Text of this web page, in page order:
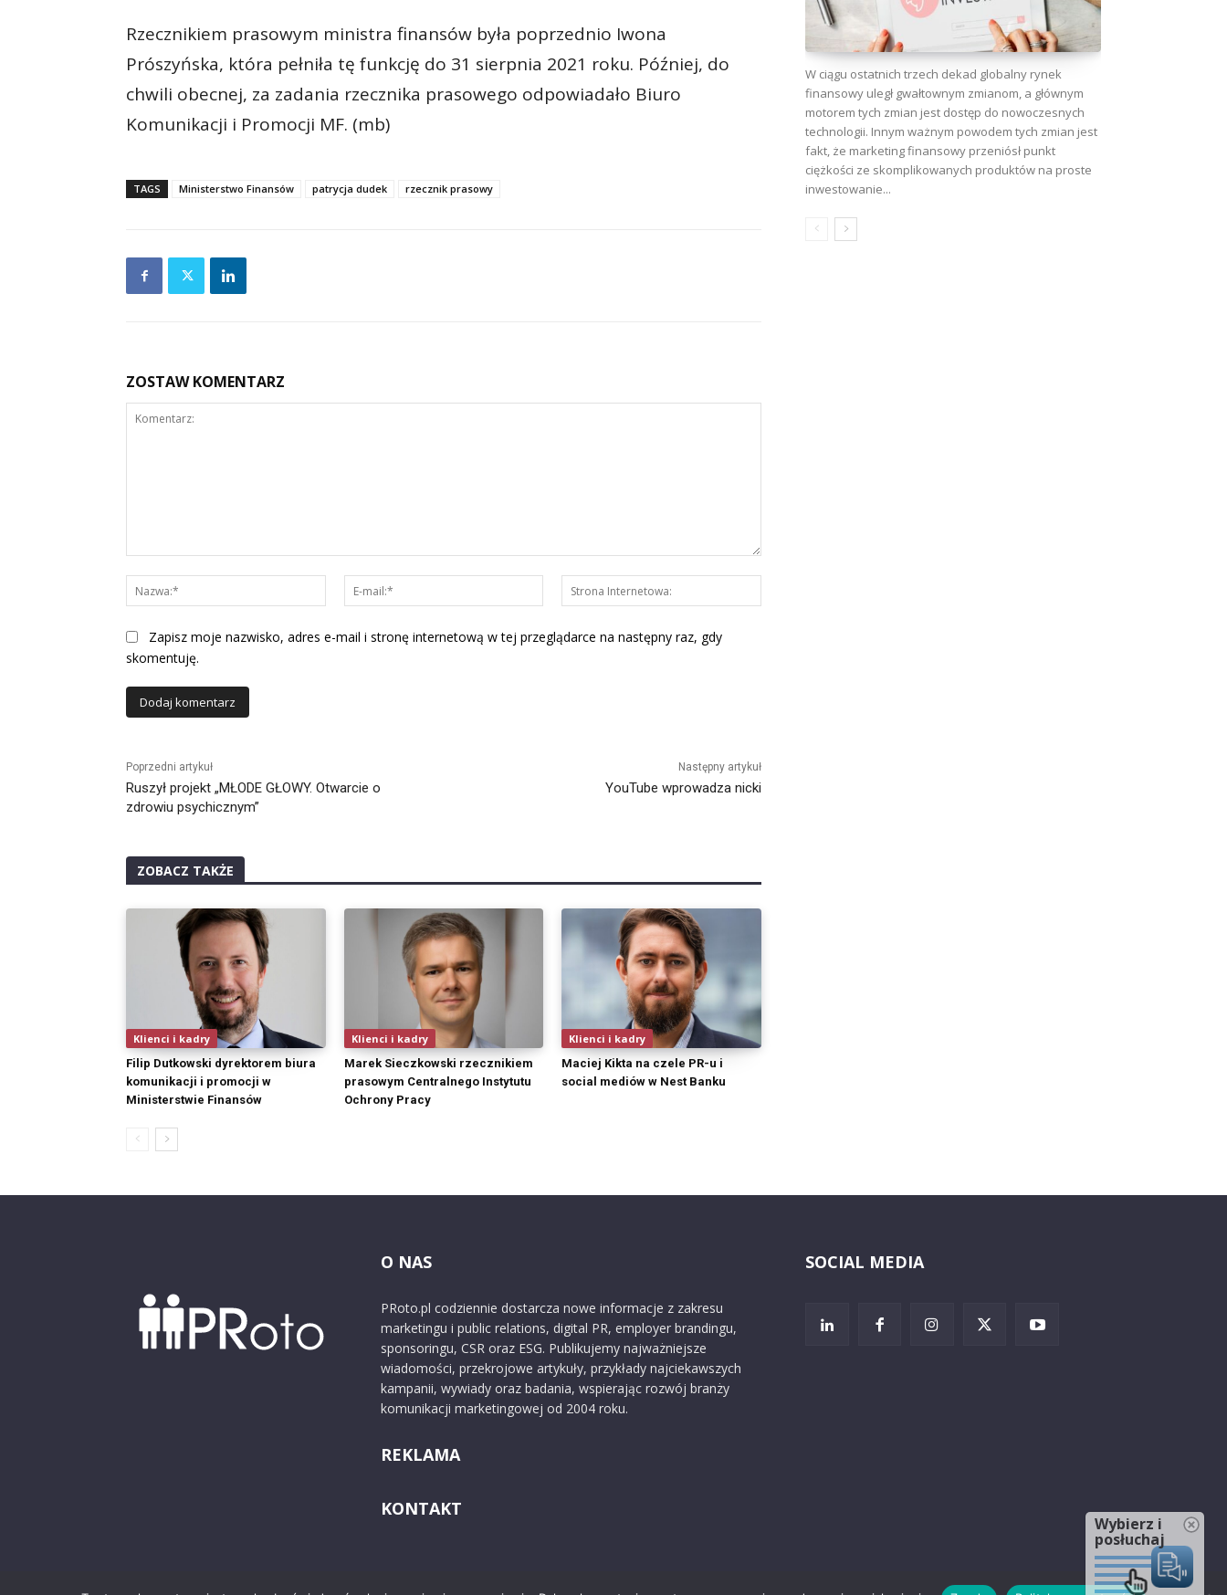
Rzecznikiem prasowym ministra finansów była poprzednio Iwona
Prószyńska, która pełniła tę funkcję do 31 sierpnia 2021 roku. Później, do
chwili obecnej, za zadania rzecznika prasowego odpowiadało Biuro
Komunikacji i Promocji MF. (mb)
TAGS Ministerstwo Finansów patrycja dudek rzecznik prasowy
ZOSTAW KOMENTARZ
Nazwa:*
mail:*
Internetowa:
Zapisz moje nazwisko, adres e-mail i stronę internetową w tej przeglądarce na następny raz, gdy
skomentuję.
Poprzedni artykuł
Ruszył projekt „MŁODE GŁOWY. Otwarcie o
zdrowiu psychicznym”
Następny artykuł
YouTube wprowadza nicki
ZOBACZ TAKŻE
Klienci i kadry
Filip Dutkowski dyrektorem biura
komunikacji i promocji w
Ministerstwie Finansów
Klienci i kadry
Marek Sieczkowski rzecznikiem
prasowym Centralnego Instytutu
Ochrony Pracy
Klienci i kadry
Maciej Kikta na czele PR-u i
social mediów w Nest Banku
W ciągu ostatnich trzech dekad globalny rynek
finansowy uległ gwałtownym zmianom, a głównym
motorem tych zmian jest dostęp do nowoczesnych
technologii. Innym ważnym powodem tych zmian jest
fakt, że marketing finansowy przeniósł punkt
ciężkości ze skomplikowanych produktów na proste
inwestowanie...
O NAS
PRoto.pl codziennie dostarcza nowe informacje z zakresu
marketingu i public relations, digital PR, employer brandingu,
sponsoringu, CSR oraz ESG. Publikujemy najważniejsze
wiadomości, przekrojowe artykuły, przykłady najciekawszych
kampanii, wywiady oraz badania, wspierając rozwój branży
komunikacji marketingowej od 2004 roku.
REKLAMA
KONTAKT
SOCIAL MEDIA
Wybierz i
posłuchaj